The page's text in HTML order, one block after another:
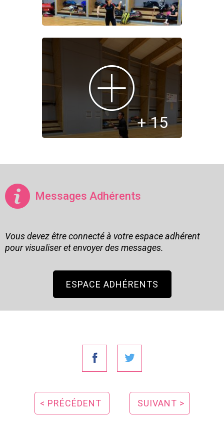
+ 15
Messages Adhérents
Vous devez être connecté à votre espace adhérent
pour visualiser et envoyer des messages.
ESPACE ADHÉRENTS
< PRÉCÉDENT SUIVANT >